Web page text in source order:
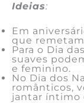
Ideias:
Em
que
Para o Dia
suaves
e feminino.
No Dia dos
românticos,
jantar íntimo